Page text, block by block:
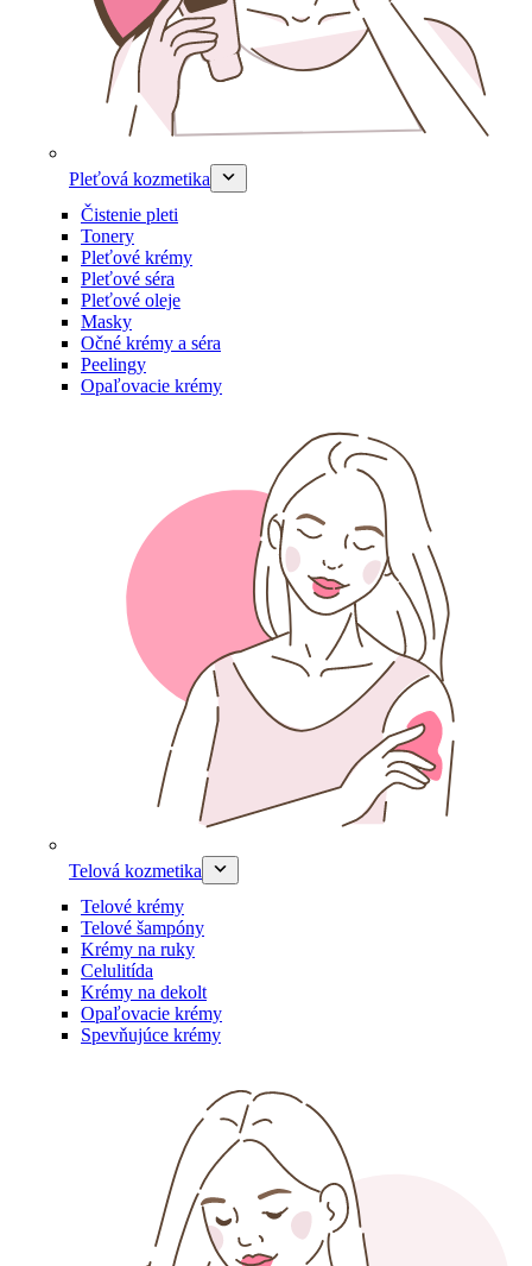
Pleťová kozmetika
Čistenie pleti
Tonery
Pleťové krémy
Pleťové séra
Pleťové oleje
Masky
Očné krémy a séra
Peelingy
Opaľovacie krémy
Telová kozmetika
Telové krémy
Telové šampóny
Krémy na ruky
Celulitída
Krémy na dekolt
Opaľovacie krémy
Spevňujúce krémy